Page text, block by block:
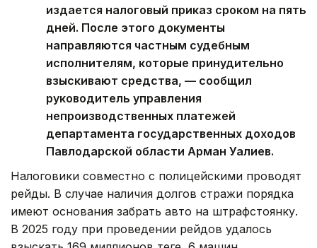
издается налоговый приказ сроком на пять
дней. После этого документы
направляются частным судебным
исполнителям, которые принудительно
взыскивают средства, — сообщил
руководитель управления
непроизводственных платежей
департамента государственных доходов
Павлодарской области Арман Уалиев.
Налоговики совместно с полицейскими проводят
рейды. В случае наличия долгов стражи порядка
имеют основания забрать авто на штрафстоянку.
В 2025 году при проведении рейдов удалось